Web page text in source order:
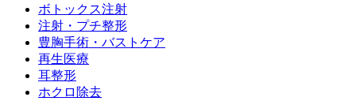
ボトックス注射
注射・プチ整形
豊胸手術・バストケア
再生医療
耳整形
ホクロ除去